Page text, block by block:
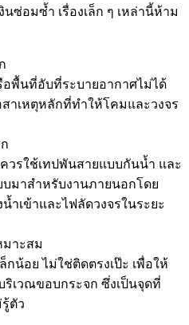
นซ่อมซ้ำ เรื่องเล็ก ๆ เหล่านี้ห้าม
พื้นที่อับที่ระบายอากาศไม่ได้
าเหตุหลักที่ทำให้โคมและวงจร
วรใช้เทปพันสายแบบกันน้ำ และ
มาสำหรับงานภายนอกโดย
ำเข้าและไฟลัดวงจรในระยะ
มาะสม
กน้อย ไม่ใช่ติดตรงเป๊ะ เพื่อให้
เวณขอบกระจก ซึ่งเป็นจุดที่
ตัว